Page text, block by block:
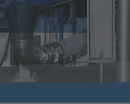
MULTI-
PROCESSUS
parfaite pour des concepts
flexibles. Profitez
de livraison d'environ 4 mois
En savoir plus
l’avance à quoi s’attendre
tard
En savoir plus
En savoir plus